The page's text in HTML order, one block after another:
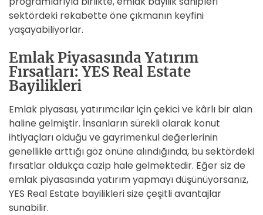
sektördeki rekabette öne çıkmanın keyfini
yaşayabiliyorlar.
Emlak Piyasasında Yatırım
Fırsatları: YES Real Estate
Bayilikleri
Emlak piyasası, yatırımcılar için çekici ve kârlı bir alan
haline gelmiştir. İnsanların sürekli olarak konut
ihtiyaçları olduğu ve gayrimenkul değerlerinin
genellikle arttığı göz önüne alındığında, bu sektördeki
fırsatlar oldukça cazip hale gelmektedir. Eğer siz de
emlak piyasasında yatırım yapmayı düşünüyorsanız,
YES Real Estate bayilikleri size çeşitli avantajlar
sunabilir.